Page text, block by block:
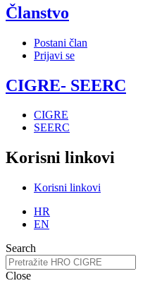
Članstvo
Postani član
Prijavi se
CIGRE- SEERC
CIGRE
SEERC
Korisni linkovi
Korisni linkovi
HR
EN
Search
Close